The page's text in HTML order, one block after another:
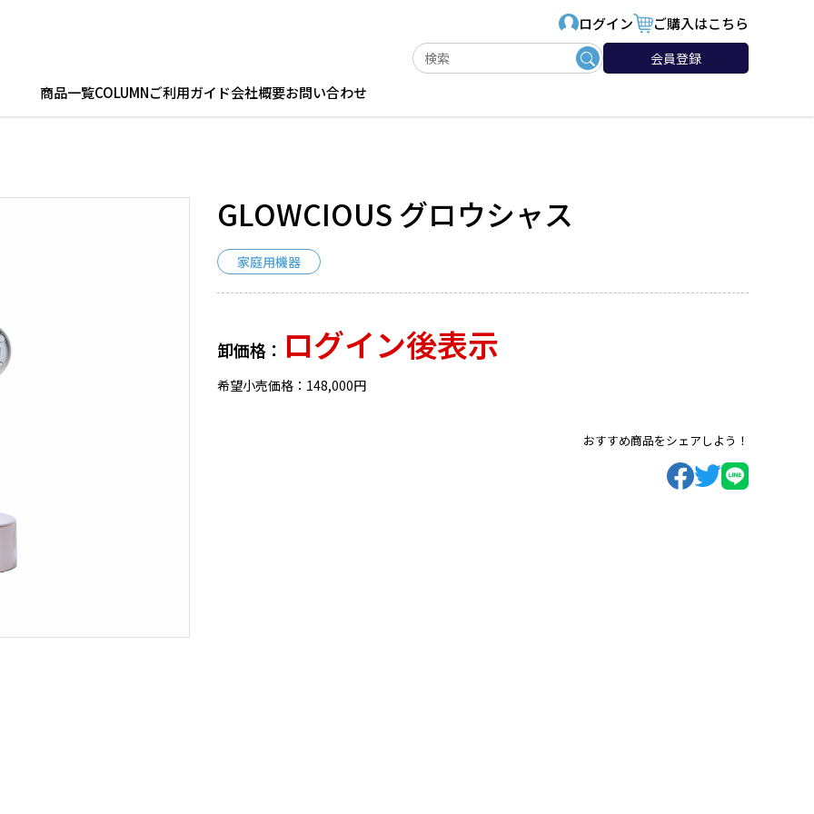
ログイン ご購入はこちら
会員登録
商品一覧COLUMNご利用ガイド会社概要お問い合わせ
GLOWCIOUS グロウシャス
家庭用機器
卸価格： ログイン後表示
希望小売価格：148,000円
おすすめ商品をシェアしよう！